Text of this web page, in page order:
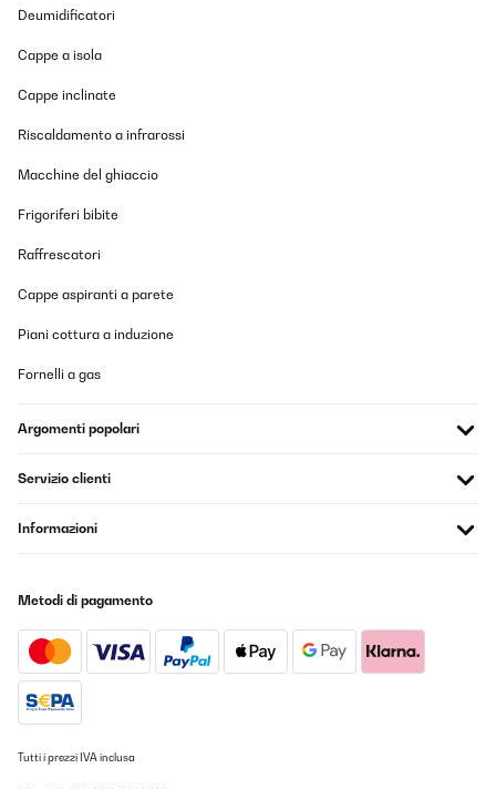
Deumidificatori
Cappe a isola
Cappe inclinate
Riscaldamento a infrarossi
Macchine del ghiaccio
Frigoriferi bibite
Raffrescatori
Cappe aspiranti a parete
Piani cottura a induzione
Fornelli a gas
Argomenti popolari
Servizio clienti
Informazioni
Metodi di pagamento
Tutti i prezzi IVA inclusa